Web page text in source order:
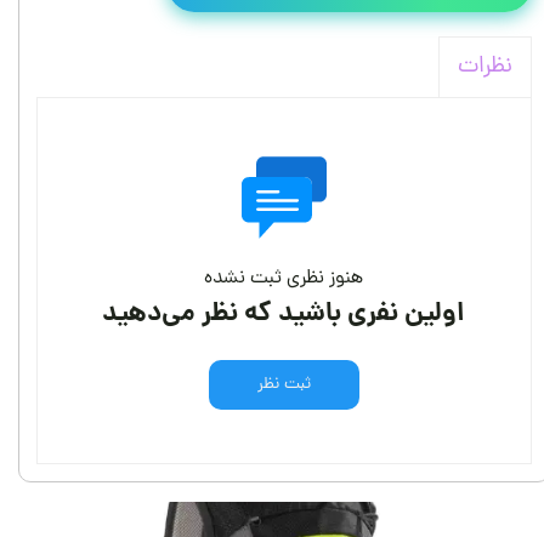
نظرات
هنوز نظری ثبت نشده
اولین نفری باشید که نظر می‌دهید
ثبت نظر